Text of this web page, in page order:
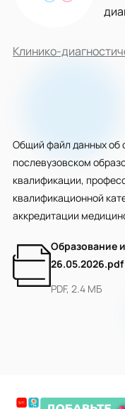
Клинико-
Общий файл данных об
послевузовском
квалификации,
квалификационной
аккредитации
Образование
26.05.2026.pdf
PDF, 2.4 МБ